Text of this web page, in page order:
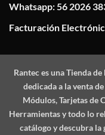
Whatsapp: 56 2026
Facturación
Ranteces una Tienda
dedicada a la venta
Módulos, Tarjetas de
Herramientas y todo lo
catálogo y descubra